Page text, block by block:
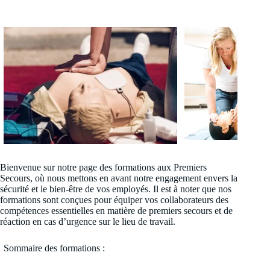
Bienvenue sur notre page des formations aux Premiers
Secours, où nous mettons en avant notre engagement envers la
sécurité et le bien-être de vos employés. Il est à noter que nos
formations sont conçues pour équiper vos collaborateurs des
compétences essentielles en matière de premiers secours et de
réaction en cas d’urgence sur le lieu de travail.
Sommaire des formations :